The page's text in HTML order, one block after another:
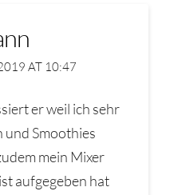
AT 10:47
er weil ich sehr
und Smoothies
mein Mixer
aufgegeben hat